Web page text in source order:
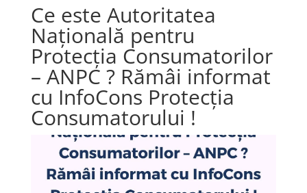
Ce este Autoritatea
Națională pentru
Protecția Consumatorilor
– ANPC ? Rămâi informat
cu InfoCons Protecția
Consumatorului !